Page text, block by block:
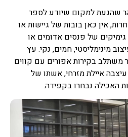
שהגעת למקום שיודע לספר
אין כאן בובות של גיישות או
גימיקים של פנסים אדומים או
מינימליסטי, חמים, נקי. עץ
משתלב בקירות אפורים עם קווים
איילת מזרחי, אשתו של
האכילה נבחרו בקפידה.